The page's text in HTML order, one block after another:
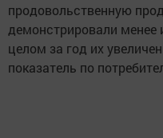
продовольственную
демонстрировали менее
целом за год их
показатель по